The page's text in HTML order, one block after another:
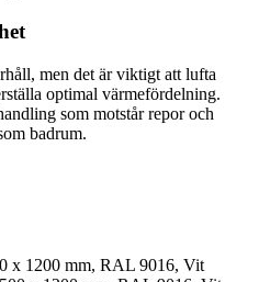
men det är viktigt att lufta
optimal värmefördelning.
som motstår repor och
badrum.
x 1200 mm, RAL 9016, Vit